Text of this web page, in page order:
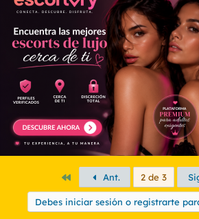
PrimeroAnt. 2 de 3
Debes iniciar sesión o registrarte